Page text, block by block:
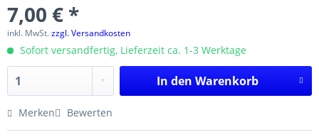
7,00 € *
inkl. MwSt.zzgl. Versandkosten
Sofort versandfertig, Lieferzeit ca. 1-3 Werktage
In den Warenkorb
Merken Bewerten